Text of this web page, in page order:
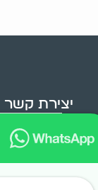
יצירת קשר